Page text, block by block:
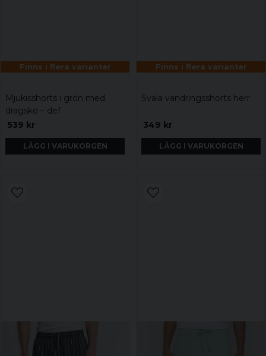
Finns i flera varianter
Mjukisshorts i grön med
dragsko – def
539 kr
LÄGG I VARUKORGEN
Finns i flera varianter
Svala vandringsshorts herr
349 kr
LÄGG I VARUKORGEN